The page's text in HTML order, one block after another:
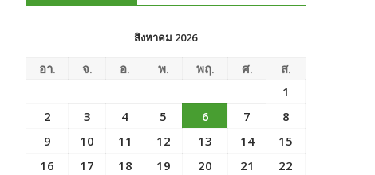
สิงหาคม 2026
อา. จ. อ. พ. พฤ. ศ.
ส.
1
2
3 4 5 6 7
8
9
10 11 12 13 14
15
16
17 18 19 20 21
22